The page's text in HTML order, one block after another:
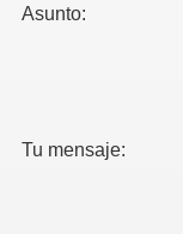
Asunto:
Tu mensaje: